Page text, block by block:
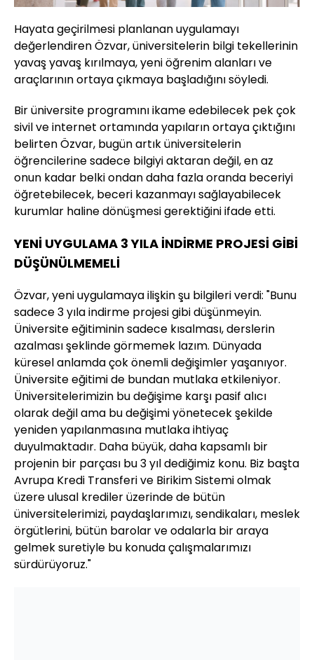
Hayata geçirilmesi planlanan uygulamayı
değerlendiren Özvar, üniversitelerin bilgi tekellerinin
yavaş yavaş kırılmaya, yeni öğrenim alanları ve
araçlarının ortaya çıkmaya başladığını söyledi.
Bir üniversite programını ikame edebilecek pek çok
sivil ve internet ortamında yapıların ortaya çıktığını
belirten Özvar, bugün artık üniversitelerin
öğrencilerine sadece bilgiyi aktaran değil, en az
onun kadar belki ondan daha fazla oranda beceriyi
öğretebilecek, beceri kazanmayı sağlayabilecek
kurumlar haline dönüşmesi gerektiğini ifade etti.
YENİ UYGULAMA 3 YILA İNDİRME PROJESİ GİBİ
DÜŞÜNÜLMEMELİ
Özvar, yeni uygulamaya ilişkin şu bilgileri verdi: "Bunu
sadece 3 yıla indirme projesi gibi düşünmeyin.
Üniversite eğitiminin sadece kısalması, derslerin
azalması şeklinde görmemek lazım. Dünyada
küresel anlamda çok önemli değişimler yaşanıyor.
Üniversite eğitimi de bundan mutlaka etkileniyor.
Üniversitelerimizin bu değişime karşı pasif alıcı
olarak değil ama bu değişimi yönetecek şekilde
yeniden yapılanmasına mutlaka ihtiyaç
duyulmaktadır. Daha büyük, daha kapsamlı bir
projenin bir parçası bu 3 yıl dediğimiz konu. Biz başta
Avrupa Kredi Transferi ve Birikim Sistemi olmak
üzere ulusal krediler üzerinde de bütün
üniversitelerimizi, paydaşlarımızı, sendikaları, meslek
örgütlerini, bütün barolar ve odalarla bir araya
gelmek suretiyle bu konuda çalışmalarımızı
sürdürüyoruz."